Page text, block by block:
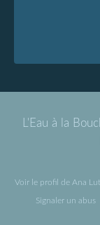
L'Eau à la
Voir le profil de Ana
Signaler un abus